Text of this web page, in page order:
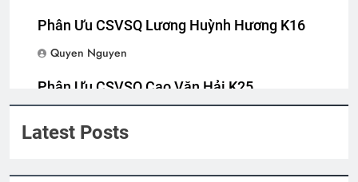
Phân Ưu CSVSQ Lương Huỳnh Hương K16
Quyen Nguyen
Phân Ưu CSVSQ Cao Văn Hải K25
Latest Posts